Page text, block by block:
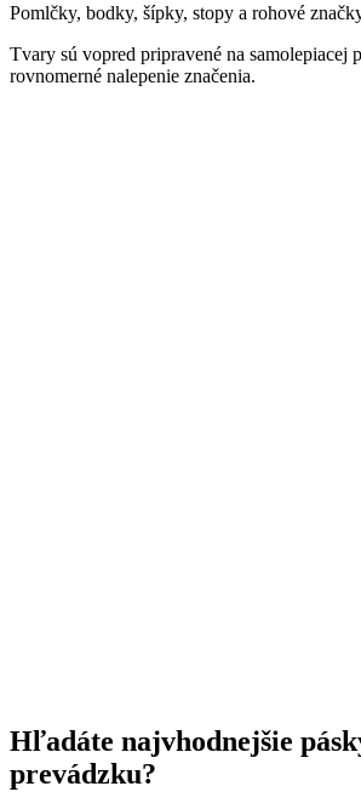
Pomlčky, bodky, šípky, stopy a rohové
Tvary sú vopred pripravené na samolepiacej
rovnomerné nalepenie značenia.
Hľadáte najvhodnejšie
prevádzku?